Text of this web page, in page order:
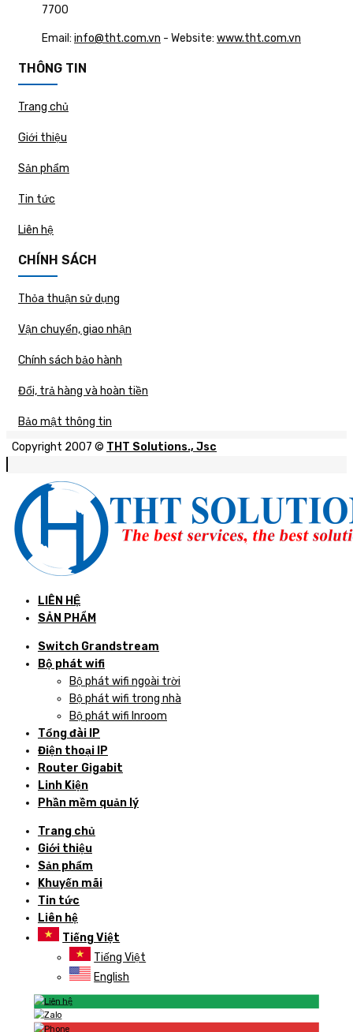
7700
Email: info@tht.com.vn - Website: www.tht.com.vn
THÔNG TIN
Trang chủ
Giới thiệu
Sản phẩm
Tin tức
Liên hệ
CHÍNH SÁCH
Thỏa thuận sử dụng
Vận chuyển, giao nhận
Chính sách bảo hành
Đổi, trả hàng và hoàn tiền
Bảo mật thông tin
Copyright 2007 © THT Solutions., Jsc
LIÊN HỆ
SẢN PHẨM
Switch Grandstream
Bộ phát wifi
Bộ phát wifi ngoài trời
Bộ phát wifi trong nhà
Bộ phát wifi Inroom
Tổng đài IP
Điện thoại IP
Router Gigabit
Linh Kiện
Phần mềm quản lý
Trang chủ
Giới thiệu
Sản phẩm
Khuyến mãi
Tin tức
Liên hệ
Tiếng Việt
Tiếng Việt
English